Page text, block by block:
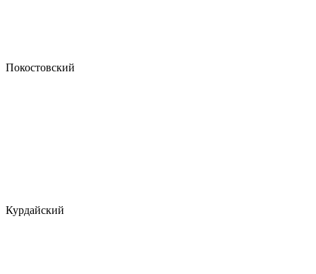
Покостовский
Курдайский